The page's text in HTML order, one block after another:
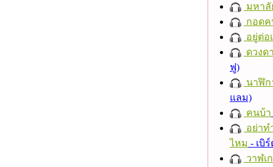
มหาลั
กอดค
อยู่ต่อ
ดวงด
ฟู)
นาฬิก
แลม)
คนบ้า
อย่าท
ไหม - เบิ
วาฬเ